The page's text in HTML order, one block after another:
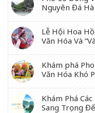
Nguyên Đá
Lễ Hội Hoa
Văn Hóa Và
Khám phá
Văn Hóa Khó
Khám Phá
Sang Trọng